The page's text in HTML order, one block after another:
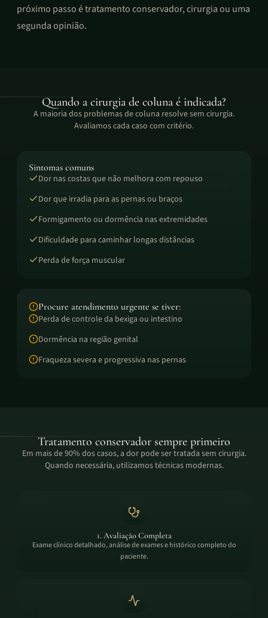
próximo passo é tratamento conservador, cirurgia ou uma
segunda opinião.
Quando a cirurgia de coluna é indicada?
A maioria dos problemas de coluna resolve sem cirurgia.
Avaliamos cada caso com critério.
Sintomas comuns
Dor nas costas que não melhora com repouso
Dor que irradia para as pernas ou braços
Formigamento ou dormência nas extremidades
Dificuldade para caminhar longas distâncias
Perda de força muscular
Procure atendimento urgente se tiver:
Perda de controle da bexiga ou intestino
Dormência na região genital
Fraqueza severa e progressiva nas pernas
Tratamento conservador sempre primeiro
Em mais de 90% dos casos, a dor pode ser tratada sem cirurgia.
Quando necessária, utilizamos técnicas modernas.
1. Avaliação Completa
Exame clínico detalhado, análise de exames e histórico completo do
paciente.